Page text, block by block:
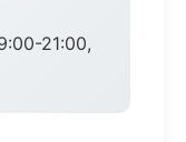
21:00,